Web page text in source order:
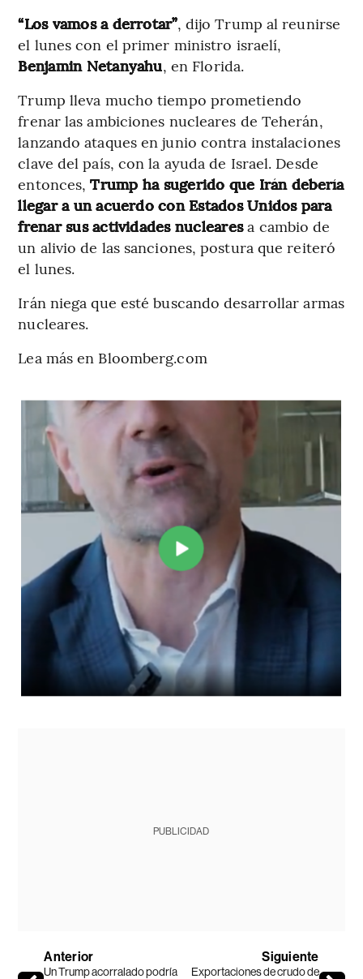
“Los vamos a derrotar”, dijo Trump al reunirse
el lunes con el primer ministro israelí,
Benjamin Netanyahu, en Florida.
Trump lleva mucho tiempo prometiendo
frenar las ambiciones nucleares de Teherán,
lanzando ataques en junio contra instalaciones
clave del país, con la ayuda de Israel. Desde
entonces,Trump ha sugerido que Irán debería
llegar a un acuerdo con Estados Unidos para
frenar sus actividades nuclearesa cambio de
un alivio de las sanciones, postura que reiteró
el lunes.
Irán niega que esté buscando desarrollar armas
nucleares.
Lea más en Bloomberg.com
PUBLICIDAD
Anterior
Un Trump acorralado podría
Siguiente
Exportaciones de crudo de